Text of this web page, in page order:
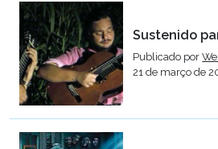
Sustenido
Publicado por
21 de março de